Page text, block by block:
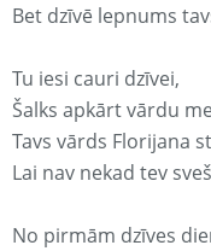
Bet dzīvē lepnums
Tu iesi cauri dzīvei,
Šalks apkārt vārdu
Tavs vārds Florijana
Lai nav nekad tev
No pirmām dzīves